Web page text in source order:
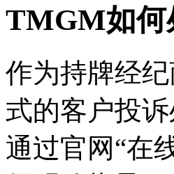
TMGM如何
作为持牌经
式的客户投
通过官网“在